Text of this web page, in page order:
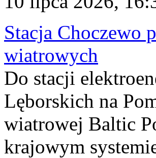
Stacja Choczewo
wiatrowych
Do stacji
Lęborskich na
wiatrowej Baltic
krajowym